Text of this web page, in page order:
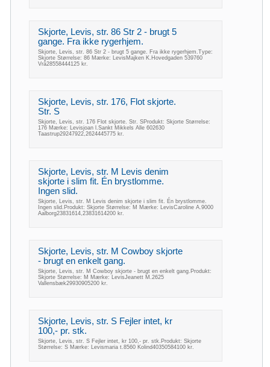
Skjorte, Levis, str. 86 Str 2 - brugt 5
gange. Fra ikke rygerhjem.
Skjorte, Levis, str. 86 Str 2 - brugt 5 gange. Fra ikke rygerhjem.Type:
Skjorte Størrelse: 86 Mærke: LevisMajken K.Hovedgaden 539760
Vrå28558444125 kr.
Skjorte, Levis, str. 176, Flot skjorte.
Str. S
Skjorte, Levis, str. 176 Flot skjorte. Str. SProdukt: Skjorte Størrelse:
176 Mærke: Levisjoan l.Sankt Mikkels Alle 602630
Taastrup29247922,2624445775 kr.
Skjorte, Levis, str. M Levis denim
skjorte i slim fit. Én brystlomme.
Ingen slid.
Skjorte, Levis, str. M Levis denim skjorte i slim fit. Én brystlomme.
Ingen slid.Produkt: Skjorte Størrelse: M Mærke: LevisCaroline A.9000
Aalborg23831614,23831614200 kr.
Skjorte, Levis, str. M Cowboy skjorte
- brugt en enkelt gang.
Skjorte, Levis, str. M Cowboy skjorte - brugt en enkelt gang.Produkt:
Skjorte Størrelse: M Mærke: LevisJeanett M.2625
Vallensbæk29930905200 kr.
Skjorte, Levis, str. S Fejler intet, kr
100,- pr. stk.
Skjorte, Levis, str. S Fejler intet, kr 100,- pr. stk.Produkt: Skjorte
Størrelse: S Mærke: Levismaria t.8560 Kolind40350584100 kr.